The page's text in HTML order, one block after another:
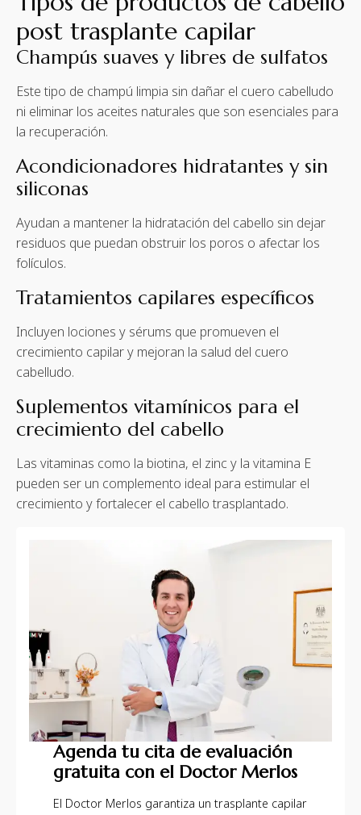
post trasplante capilar
Champús suaves y libres de sulfatos
Este tipo de champú limpia sin dañar el cuero cabelludo
ni eliminar los aceites naturales que son esenciales para
la recuperación.
Acondicionadores hidratantes y sin
siliconas
Ayudan a mantener la hidratación del cabello sin dejar
residuos que puedan obstruir los poros o afectar los
folículos.
Tratamientos capilares específicos
Incluyen lociones y sérums que promueven el
crecimiento capilar y mejoran la salud del cuero
cabelludo.
Suplementos vitamínicos para el
crecimiento del cabello
Las vitaminas como la biotina, el zinc y la vitamina E
pueden ser un complemento ideal para estimular el
crecimiento y fortalecer el cabello trasplantado.
Agenda tu cita de evaluación
gratuita con el Doctor Merlos
El Doctor Merlos garantiza un trasplante capilar